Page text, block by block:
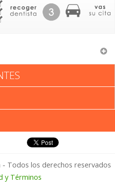
Califica tu
Todos los derechos reservados
y Términos